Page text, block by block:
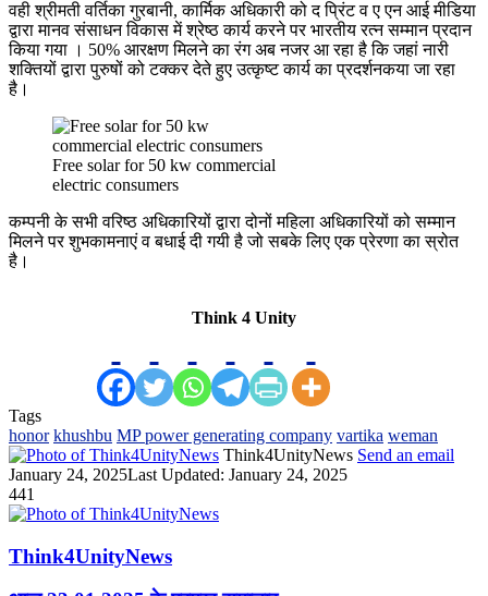
वही श्रीमती वर्तिका गुरबानी, कार्मिक अधिकारी को द प्रिंट व ए एन आई मीडिया
द्वारा मानव संसाधन विकास में श्रेष्ठ कार्य करने पर भारतीय रत्न सम्मान प्रदान
किया गया । 50% आरक्षण मिलने का रंग अब नजर आ रहा है कि जहां नारी
शक्तियों द्वारा पुरुषों को टक्कर देते हुए उत्कृष्ट कार्य का प्रदर्शनकया जा रहा
है।
Free solar for 50 kw commercial
electric consumers
कम्पनी के सभी वरिष्ठ अधिकारियों द्वारा दोनों महिला अधिकारियों को सम्मान
मिलने पर शुभकामनाएं व बधाई दी गयी है जो सबके लिए एक प्रेरणा का स्रोत
है।
Think 4 Unity
Tags
honor khushbu MP power generating company vartika weman
Think4UnityNews Send an email
January 24, 2025Last Updated: January 24, 2025
441
Think4UnityNews